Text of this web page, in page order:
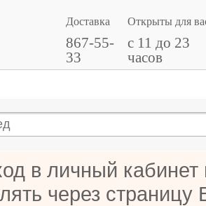
Доставка
867-55-
33
Открыты для
с 11 до 23
часов
в личный
через страницу